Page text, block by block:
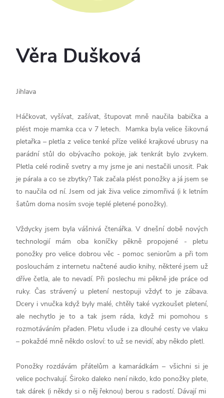
Věra Dušková
Jihlava
Háčkovat, vyšívat, zašívat, štupovat mně naučila babička a
plést moje mamka cca v 7 letech. Mamka byla velice šikovná
pletařka – pletla z velice tenké příze veliké krajkové ubrusy na
parádní stůl do obývacího pokoje, jak tenkrát bylo zvykem.
Pletla celé rodině svetry a my jsme je ani nestačili unosit. Pak
je párala a co se zbytky? Tak začala plést ponožky a já jsem se
to naučila od ní. Jsem od jak živa velice zimomřivá (i k letním
šatům doma nosím svoje teplé pletené ponožky).
Vždycky jsem byla vášnivá čtenářka. V dnešní době nových
technologií mám oba koníčky pěkně propojené - pletu
ponožky pro velice dobrou věc - pomoc seniorům a při tom
poslouchám z internetu načtené audio knihy, některé jsem už
dříve četla, ale to nevadí. Při poslechu mi pěkně jde práce od
ruky. Čas strávený u pletení nestopuji vždyť to je zábava.
Dcery i vnučka když byly malé, chtěly také vyzkoušet pletení,
ale nechytlo je to a tak jsem ráda, když mi pomohou s
rozmotáváním přaden. Pletu všude i za dlouhé cesty ve vlaku
– pokaždé mně někdo osloví: to už se nevidí, aby někdo pletl.
Ponožky rozdávám přátelům a kamarádkám – všichni si je
velice pochvalují. Široko daleko není nikdo, kdo ponožky plete,
tak dárek (i někdy si o něj řeknou) berou s radostí. Dávají mi